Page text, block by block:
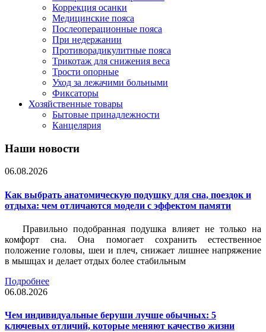
Коррекция осанки
Медицинские пояса
Послеоперационные пояса
При недержании
Противорадикулитные пояса
Трикотаж для снижения веса
Трости опорные
Уход за лежачими больными
Фиксаторы
Хозяйственные товары
Бытовые принадлежности
Канцелярия
Наши новости
06.08.2026
Как выбрать анатомическую подушку для сна, поездок и
отдыха: чем отличаются модели с эффектом памяти
Правильно подобранная подушка влияет не только на
комфорт сна. Она помогает сохранить естественное
положение головы, шеи и плеч, снижает лишнее напряжение
в мышцах и делает отдых более стабильным
Подробнее
06.08.2026
Чем индивидуальные беруши лучше обычных: 5
ключевых отличий, которые меняют качество жизни